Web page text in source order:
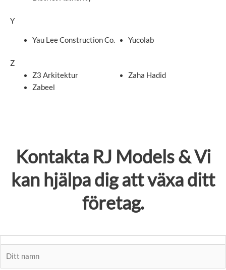
Y
Yau Lee Construction Co. Yucolab
Z
Z3 Arkitektur
Zabeel
Zaha Hadid
Kontakta RJ Models& Vi
kan hjälpa dig att växa ditt
företag.